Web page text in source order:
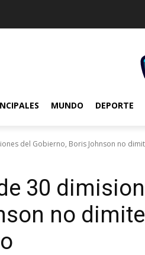
MUNDO DEPORTE
del Gobierno, Boris Johnson no
30
no